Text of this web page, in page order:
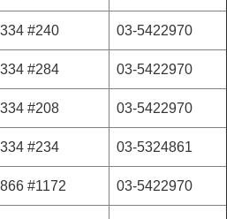
#240 03-5422970
#284 03-5422970
#208 03-5422970
#234 03-5324861
#1172 03-5422970